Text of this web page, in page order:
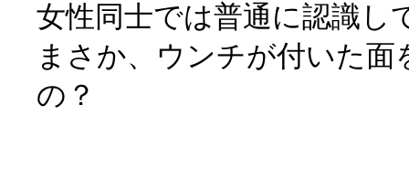
女性同士では普通に認識し
まさか、ウンチが付いた
の？